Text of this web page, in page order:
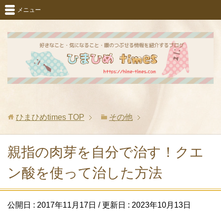
メニュー
ひまひめtimes TOP その他
親指の肉芽を自分で治す！クエ
ン酸を使って治した方法
公開日 : 2017年11月17日 / 更新日 : 2023年10月13日